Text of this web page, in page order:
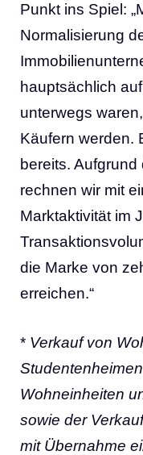
Punkt ins Spiel:
Normalisierung
hauptsächlich
unterwegs
Käufern werden.
bereits.
rechnen wir mit
Marktaktivität im
die Marke von
erreichen.“
* Verkauf von
Wohneinheiten
sowie der
mit Übernahme